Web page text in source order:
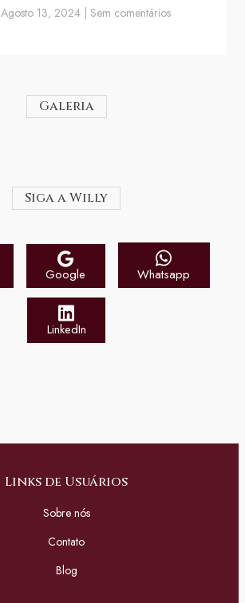
Agosto 13, 2024 Sem comentários
Galeria
Siga a Willy
Google Whatsapp
LinkedIn
Links de Usuários
Sobre nós
Contato
Blog